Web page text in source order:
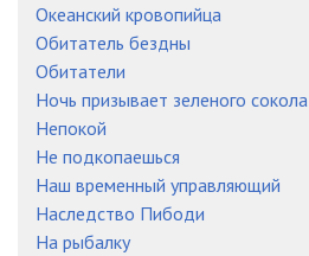
Океанский кровопийца
Обитатель бездны
Обитатели
Ночь призывает зеленого сокола
Непокой
Не подкопаешься
Наш временный управляющий
Наследство Пибоди
На рыбалку